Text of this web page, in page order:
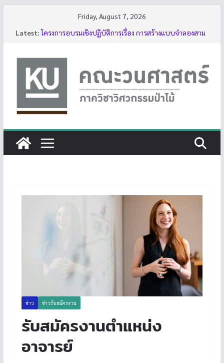
Friday, August 7, 2026
Latest: โครงการอบรมเชิงปฏิบัติการเรื่อง การสร้างแบบจำลองสาม
กิจกรรมนิสิต ปีการศึกษา 2569
ทุนสนับสนุนโครงงานนิสิตผ่านอาจารย์ที่ปรึกษา
บรรยากาศการอบรมเชิงปฏิบัติการเรื่อง การสร้างแบบ
จำลองสามมิติของต้นไม้ด้วย LiDAR รุ่นที่ 5
ข่าว ข่าวรับสมัครงาน
รับสมัครงานตำแหน่ง
อาจารย์